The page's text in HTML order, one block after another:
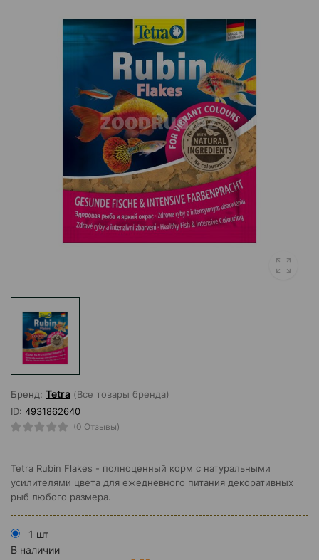
Бренд: Tetra (Все товары бренда)
ID: 4931862640
(0 Отзывы)
Tetra Rubin Flakes - полноценный корм с натуральными
усилителями цвета для ежедневного питания декоративных
рыб любого размера.
1 шт
В наличии